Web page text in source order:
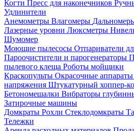
Когти Пресс для наконечников
Удлинители
Анемометры Влагомеры
Лазерные уровни Люксметры
Шумомер
Моющие пылесосы Отпариватели
Пароочистители и парогенераторы
пылевого клеща Роботы мойщики
Краскопульты Окрасочные аппараты
напряжения Штукатурный хоппер-
Бетономешалки Вибраторы
Затирочные машины
Домкраты Рохли Стеклодомкраты
Тележки